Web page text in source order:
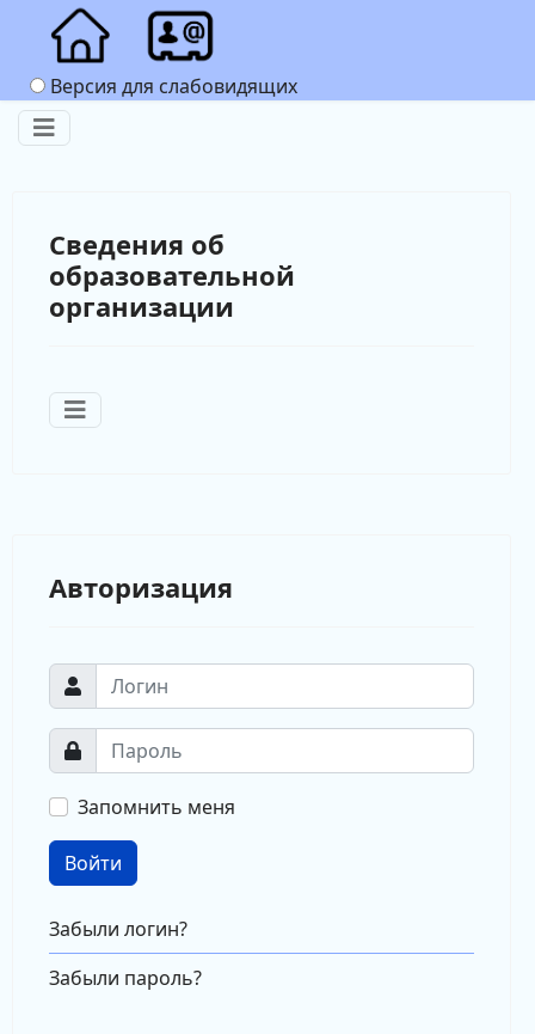
Версия для слабовидящих
Сведения об
образовательной
организации
Авторизация
Запомнить меня
Войти
Забыли логин?
Забыли пароль?